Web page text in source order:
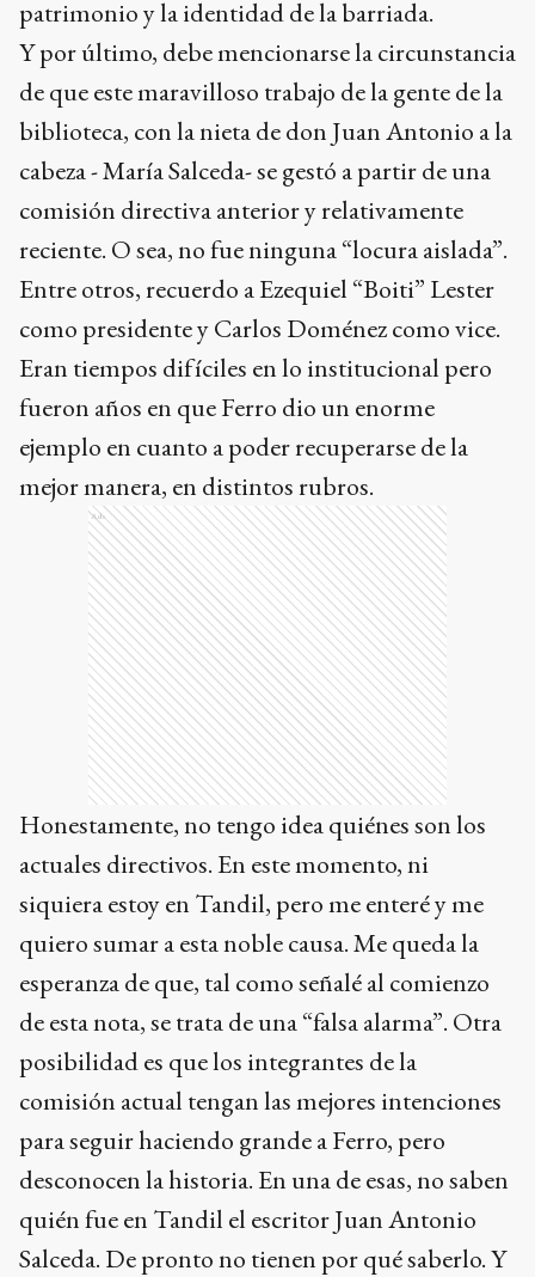
patrimonio y la identidad de la barriada.
Y por último, debe mencionarse la circunstancia
de que este maravilloso trabajo de la gente de la
biblioteca, con la nieta de don Juan Antonio a la
cabeza - María Salceda- se gestó a partir de una
comisión directiva anterior y relativamente
reciente. O sea, no fue ninguna “locura aislada”.
Entre otros, recuerdo a Ezequiel “Boiti” Lester
como presidente y Carlos Doménez como vice.
Eran tiempos difíciles en lo institucional pero
fueron años en que Ferro dio un enorme
ejemplo en cuanto a poder recuperarse de la
mejor manera, en distintos rubros.
Ads
Honestamente, no tengo idea quiénes son los
actuales directivos. En este momento, ni
siquiera estoy en Tandil, pero me enteré y me
quiero sumar a esta noble causa. Me queda la
esperanza de que, tal como señalé al comienzo
de esta nota, se trata de una “falsa alarma”. Otra
posibilidad es que los integrantes de la
comisión actual tengan las mejores intenciones
para seguir haciendo grande a Ferro, pero
desconocen la historia. En una de esas, no saben
quién fue en Tandil el escritor Juan Antonio
Salceda. De pronto no tienen por qué saberlo. Y